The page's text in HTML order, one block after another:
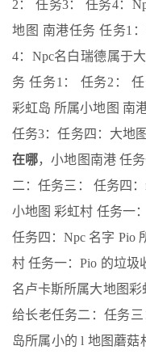
2： 任务3： 任务4：
地图 南港任务 任务1
4：Npc名白瑞德属于
务 任务1： 任务2：
彩虹岛 所属小地图 南
任务3：任务四：大地
在哪，小地图南港 任
二：任务三： 任务四
小地图 彩虹村 任务一
任务四：Npc 名字 Pio
村 任务一：Pio 的垃圾
名卢卡斯所属大地图
给长老任务二：任务
岛所属小的 l 地图蘑菇